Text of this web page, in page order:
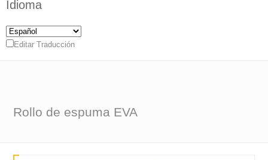
Idioma
Editar Traducción
Rollo de espuma EVA